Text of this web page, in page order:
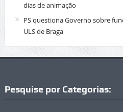
dias de animação
PS questiona Governo sobre
ULS de Braga
Pesquise por Categorias: